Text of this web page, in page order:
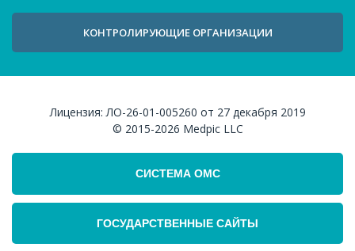
КОНТРОЛИРУЮЩИЕ ОРГАНИЗАЦИИ
Лицензия:ЛО-26-01-005260 от 27 декабря 2019
© 2015-2026 Medpic LLC
СИСТЕМА ОМС
ГОСУДАРСТВЕННЫЕ САЙТЫ